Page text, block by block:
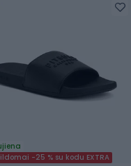
-25 % su kodu EXTRA